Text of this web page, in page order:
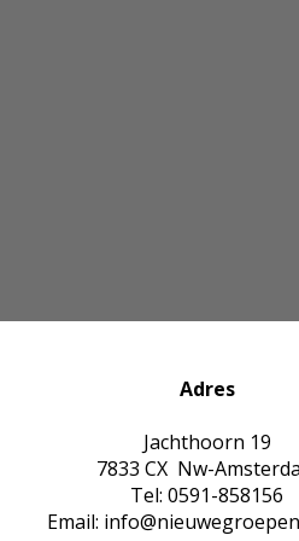
Adres
Jachthoorn 19
7833 CX Nw-
Tel: 0591-858156
Email: